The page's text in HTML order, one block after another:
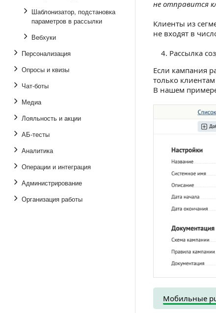
Шаблонизатор, подстановка
параметров в рассылки
Вебхуки
Персонализация
Опросы и квизы
Чат-боты
Медиа
Лояльность и акции
АБ-тесты
Аналитика
Операции и интеграция
Администрирование
Организация работы
не отправится
Клиенты из
не входят в
Рассылка
Если кампания
только
В нашем
Мобильные